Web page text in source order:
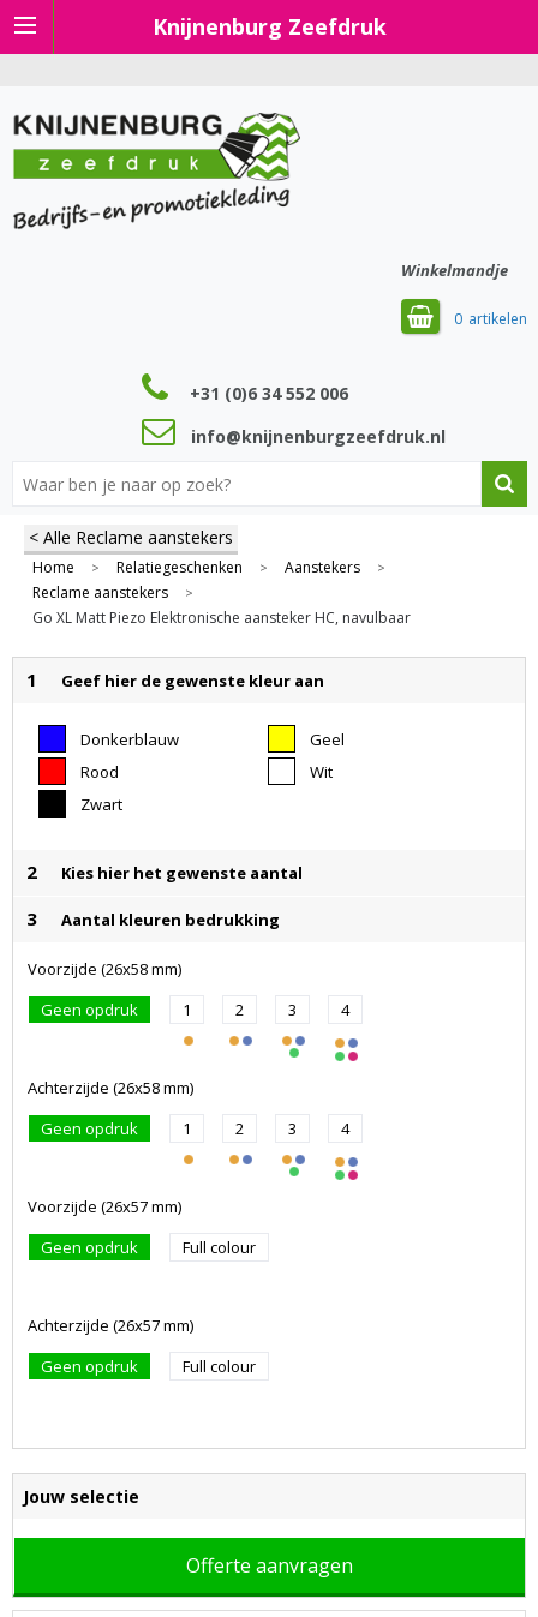
Knijnenburg Zeefdruk
Winkelmandje
0
+31 (0)6 34 552 006
info@knijnenburgzeefdruk.nl
< Alle Reclame aanstekers
Home > Relatiegeschenken > Aanstekers >
Reclame aanstekers >
Go XL Matt Piezo Elektronische aansteker HC, navulbaar
1 Geef hier de gewenste kleur aan
Donkerblauw
Geel
Rood
Wit
Zwart
2 Kies hier het gewenste aantal
3 Aantal kleuren bedrukking
Voorzijde (26x58 mm)
Geen opdruk
1 2 3 4
Achterzijde (26x58 mm)
Geen opdruk
1 2 3 4
Voorzijde (26x57 mm)
Geen opdruk
Full colour
Achterzijde (26x57 mm)
Geen opdruk
Full colour
Jouw selectie
Offerte aanvragen